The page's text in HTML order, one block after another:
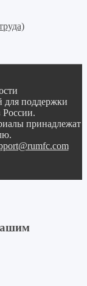
для поддержки
принадлежат